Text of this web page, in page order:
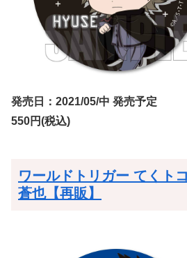
発売日：2021/05/中 発売予定
550円(税込)
ワールドトリガー てくト
蒼也【再販】